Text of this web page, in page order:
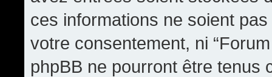
ces informations ne soient
votre consentement, ni
phpBB ne pourront être tenus